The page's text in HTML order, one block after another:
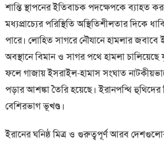
শান্তি স্থাপনের ইতিবাচক পদক্ষেপকে ব্যাহত
মধ্যপ্রাচ্যের পরিস্থিতি অস্থিতিশীলতার দিকে
পারে। লোহিত সাগরে নৌযানে হামলার জবাবে
অবস্থানে বিমান ও সাগর পথে হামলা চালিয়েছে
ফলে গাজায় ইসরাইল-হামাস সংঘাত
পড়ার আশঙ্কা তৈরি হয়েছে। ইরানপন্থি হুথিদের
বেশিরভাগ ভূখণ্ড।
ইরানের ঘনিষ্ঠ মিত্র ও গুরুত্বপূর্ণ আরব